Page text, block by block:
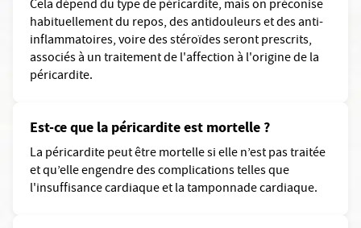
Cela dépend du type de péricardite, mais on préconise
habituellement du repos, des antidouleurs et des anti-
inflammatoires, voire des stéroïdes seront prescrits,
associés à un traitement de l'affection à l'origine de la
péricardite.
Est-ce que la péricardite est mortelle ?
La péricardite peut être mortelle si elle n’est pas traitée
et qu’elle engendre des complications telles que
l'insuffisance cardiaque et la tamponnade cardiaque.